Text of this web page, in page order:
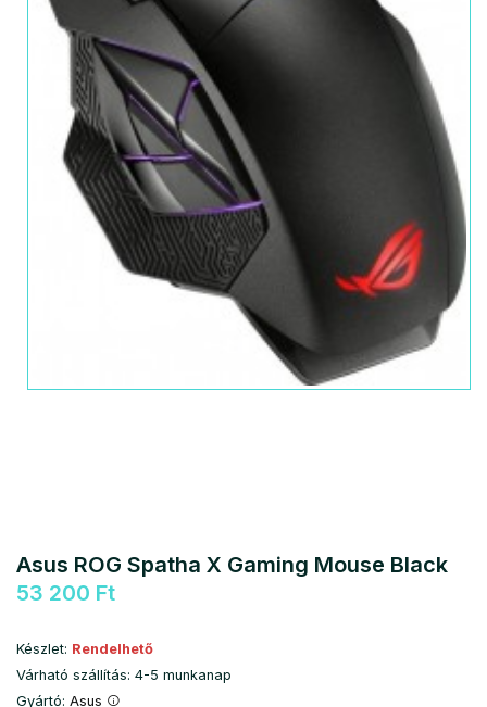
Asus ROG Spatha X Gaming Mouse Black
53 200 Ft
Készlet: Rendelhető
Várható szállítás: 4-5 munkanap
Gyártó: Asus